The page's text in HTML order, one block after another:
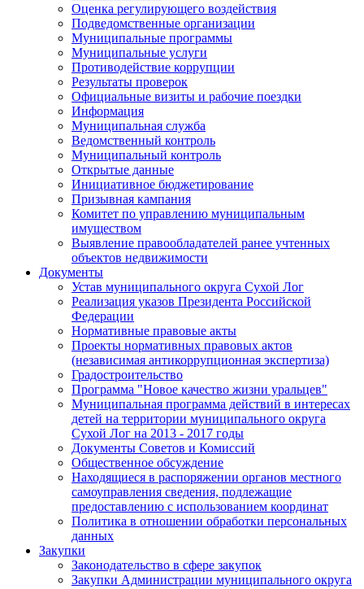
Оценка регулирующего воздействия
Подведомственные организации
Муниципальные программы
Муниципальные услуги
Противодействие коррупции
Результаты проверок
Официальные визиты и рабочие поездки
Информация
Муниципальная служба
Ведомственный контроль
Муниципальный контроль
Открытые данные
Инициативное бюджетирование
Призывная кампания
Комитет по управлению муниципальным
имуществом
Выявление правообладателей ранее учтенных
объектов недвижимости
Документы
Устав муниципального округа Сухой Лог
Реализация указов Президента Российской
Федерации
Нормативные правовые акты
Проекты нормативных правовых актов
(независимая антикоррупционная экспертиза)
Градостроительство
Программа "Новое качество жизни уральцев"
Муниципальная программа действий в интересах
детей на территории муниципального округа
Сухой Лог на 2013 - 2017 годы
Документы Советов и Комиссий
Общественное обсуждение
Находящиеся в распоряжении органов местного
самоуправления сведения, подлежащие
предоставлению с использованием координат
Политика в отношении обработки персональных
данных
Закупки
Законодательство в сфере закупок
Закупки Администрации муниципального округа